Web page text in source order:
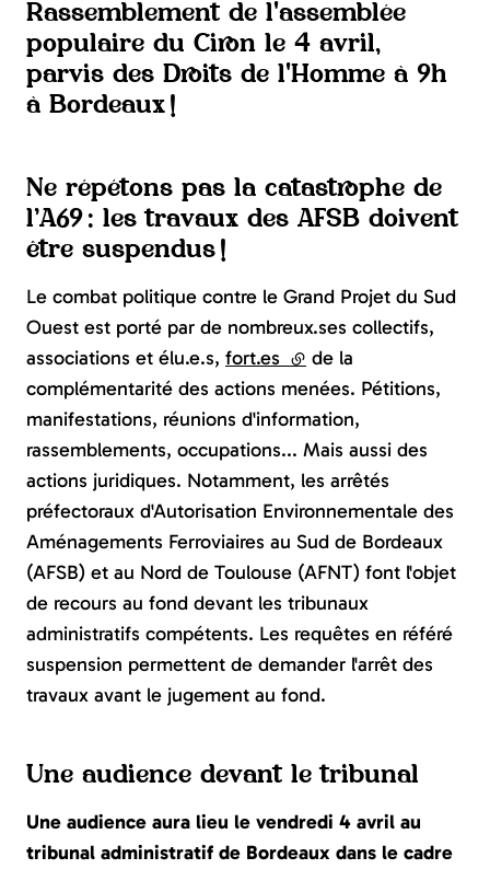
Rassemblement de l'assemblée
populaire du Ciron le 4 avril,
parvis des Droits de l'Homme à 9h
à Bordeaux !
Ne répétons pas la catastrophe de
l’A69 : les travaux des AFSB doivent
être suspendus !
Le combat politique contre le Grand Projet du Sud
Ouest est porté par de nombreux.ses collectifs,
associations et élu.e.s, fort.es (lien externe)
de la
complémentarité des actions menées. Pétitions,
manifestations, réunions d'information,
rassemblements, occupations... Mais aussi des
actions juridiques. Notamment, les arrêtés
préfectoraux d'Autorisation Environnementale des
Aménagements Ferroviaires au Sud de Bordeaux
(AFSB) et au Nord de Toulouse (AFNT) font l'objet
de recours au fond devant les tribunaux
administratifs compétents. Les requêtes en référé
suspension permettent de demander l'arrêt des
travaux avant le jugement au fond.
Une audience devant le tribunal
Une audience aura lieu le vendredi 4 avril au
tribunal administratif de Bordeaux dans le cadre